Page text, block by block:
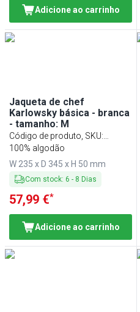
Adicione ao carrinho
Jaqueta de chef
Karlowsky básica - branca
- tamanho: M
Código de produto, SKU:
KJBMK2W
100% algodão
W 235 x D 345 x H 50 mm
Com stock: 6 - 8 Dias
57,99 €*
Adicione ao carrinho